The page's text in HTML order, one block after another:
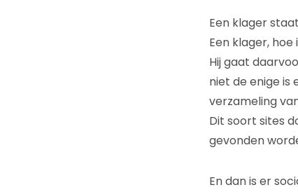
Een klager
Een klager,
Hij gaat
niet de enige is
verzameling
Dit soort sites
gevonden
En dan is er